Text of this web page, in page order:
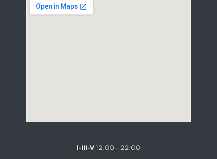
I-III-V 12:00 - 22:00